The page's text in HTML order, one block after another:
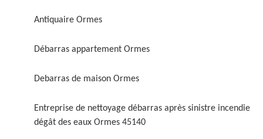
Antiquaire Ormes
Débarras appartement Ormes
Debarras de maison Ormes
Entreprise de nettoyage débarras après sinistre incendie
dégât des eaux Ormes 45140